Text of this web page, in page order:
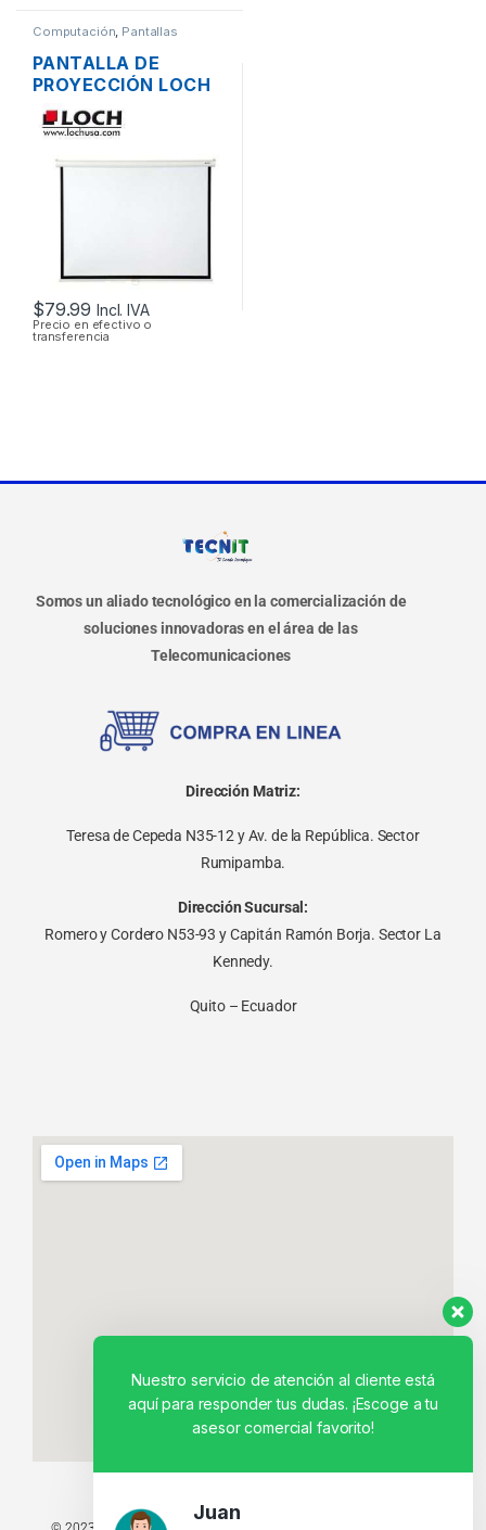
Computación, Pantallas
PANTALLA DE
PROYECCIÓN LOCH
MS84 MANUAL
PLEGABLE 177 X
PULGADAS)
$79.99 Incl. IVA
Precio en efectivo o
transferencia
Somos un aliado tecnológico en la comercialización de
soluciones innovadoras en el área de las
Telecomunicaciones
Dirección Matriz:
Teresa de Cepeda N35-12 y Av. de la República. Sector
Rumipamba.
Dirección Sucursal:
Romero y Cordero N53-93 y Capitán Ramón Borja. Sector La
Kennedy.
Quito – Ecuador
Nuestro servicio de atención al cliente está
aquí para responder tus dudas. ¡Escoge a tu
asesor comercial favorito!
Juan